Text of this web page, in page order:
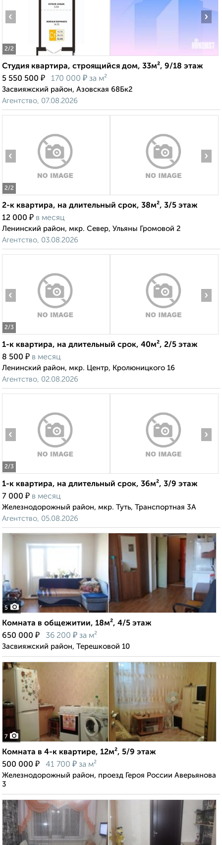
2/2
‹ ›
Студия квартира, строящийся дом, 33м², 9/18 этаж
5 550 500 ₽ 170 000 ₽ за м²
Засвияжский район, Азовская 68Бк2
Агентство, 07.08.2026
2/2
‹ ›
2-к квартира, на длительный срок, 38м², 3/5 этаж
12 000 ₽ в месяц
Ленинский район, мкр. Север, Ульяны Громовой 2
Агентство, 03.08.2026
2/3
‹ ›
1-к квартира, на длительный срок, 40м², 2/5 этаж
8 500 ₽ в месяц
Ленинский район, мкр. Центр, Кролюницкого 16
Агентство, 02.08.2026
2/3
‹ ›
1-к квартира, на длительный срок, 36м², 3/9 этаж
7 000 ₽ в месяц
Железнодорожный район, мкр. Туть, Транспортная 3А
Агентство, 05.08.2026
5
Комната в общежитии, 18м², 4/5 этаж
650 000 ₽ 36 200 ₽ за м²
Засвияжский район, Терешковой 10
7
Комната в 4-к квартире, 12м², 5/9 этаж
500 000 ₽ 41 700 ₽ за м²
Железнодорожный район, проезд Героя России Аверьянова
3